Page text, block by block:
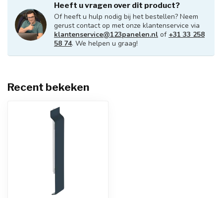
Heeft u vragen over dit product?
Of heeft u hulp nodig bij het bestellen? Neem
gerust contact op met onze klantenservice via
klantenservice@123panelen.nl of +31 33 258
58 74. We helpen u graag!
Recent bekeken